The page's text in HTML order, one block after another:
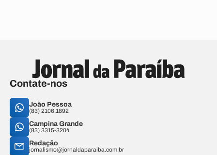
Contate-nos
João Pessoa
(83) 2106.1892
Campina Grande
(83) 3315-3204
Redação
jornalismo@jornaldaparaiba.com.br